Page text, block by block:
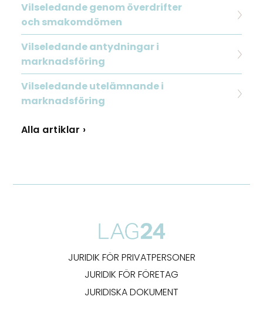
Vilseledande genom överdrifter
och smakomdömen
Vilseledande antydningar i
marknadsföring
Vilseledande utelämnande i
marknadsföring
Alla artiklar ›
JURIDIK FÖR PRIVATPERSONER
JURIDIK FÖR FÖRETAG
JURIDISKA DOKUMENT